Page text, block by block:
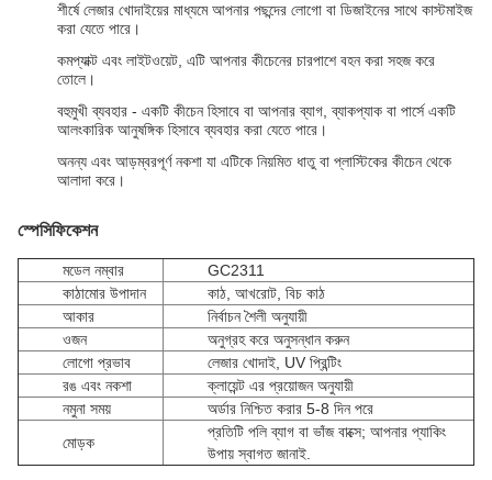
শীর্ষে লেজার খোদাইয়ের মাধ্যমে আপনার পছন্দের লোগো বা ডিজাইনের সাথে কাস্টমাইজ
করা যেতে পারে।
কমপ্যাক্ট এবং লাইটওয়েট, এটি আপনার কীচেনের চারপাশে বহন করা সহজ করে
তোলে।
বহুমুখী ব্যবহার - একটি কীচেন হিসাবে বা আপনার ব্যাগ, ব্যাকপ্যাক বা পার্সে একটি
আলংকারিক আনুষঙ্গিক হিসাবে ব্যবহার করা যেতে পারে।
অনন্য এবং আড়ম্বরপূর্ণ নকশা যা এটিকে নিয়মিত ধাতু বা প্লাস্টিকের কীচেন থেকে
আলাদা করে।
স্পেসিফিকেশন
মডেল নম্বার
GC2311
কাঠামোর উপাদান
কাঠ, আখরোট, বিচ কাঠ
আকার
নির্বাচন শৈলী অনুযায়ী
ওজন
অনুগ্রহ করে অনুসন্ধান করুন
লোগো প্রভাব
লেজার খোদাই, UV প্রিন্টিং
রঙ এবং নকশা
ক্লায়েন্ট এর প্রয়োজন অনুযায়ী
নমুনা সময়
অর্ডার নিশ্চিত করার 5-8 দিন পরে
মোড়ক
প্রতিটি পলি ব্যাগ বা ভাঁজ বাক্সে; আপনার প্যাকিং
উপায় স্বাগত জানাই.